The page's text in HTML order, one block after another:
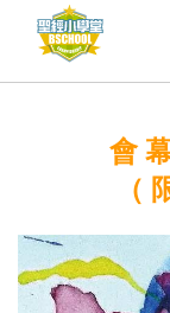
最新消息
登入
會